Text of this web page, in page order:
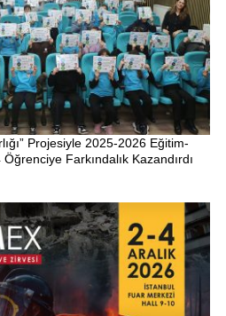
Projesiyle 2025-2026 Eğitim-
Farkındalık Kazandırdı